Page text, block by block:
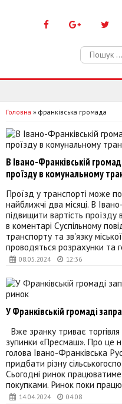
Пошук:
Головна » франківська громада
08.05.2024 12:36
В Івано-Франківській
проїзду в комунальному
Проїзд у транспорті може
найближчі два місяці. В
підвищити вартість
в коментарі Суспільному
транспорту та зв'язку
проводяться розрахунки та
14.04.2024 04:08
У Франківській громаді
Вже зранку триває
зупинки «Пресмаш». Про це
голова Івано-Франківська
придбати різну
Сьогодні ринок
покупками. Ринок поки